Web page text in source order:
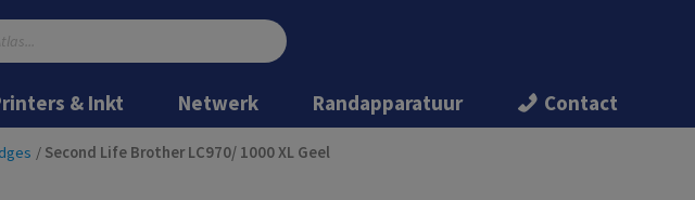
& Inkt Netwerk Randapparatuur Contact
/ Second Life Brother LC970/ 1000 XL Geel